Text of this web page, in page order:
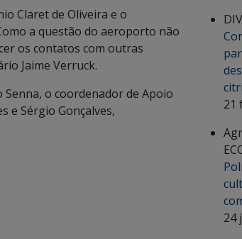
Claret de Oliveira e o
a questão do aeroporto não
os contatos com outras
Jaime Verruck.
o coordenador de Apoio
e Sérgio Gonçalves,
21
24